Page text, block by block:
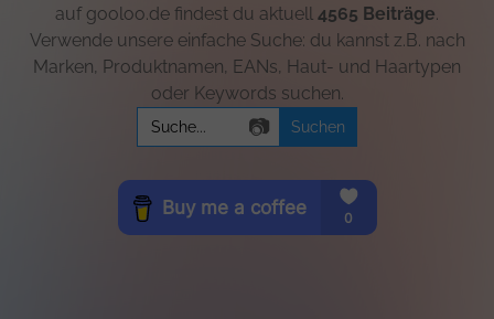
auf gooloo.de findest du aktuell 4565 Beiträge.
Verwende unsere einfache Suche: du kannst z.B. nach
Marken, Produktnamen, EANs, Haut- und Haartypen
oder Keywords suchen.
Search
for:
📷